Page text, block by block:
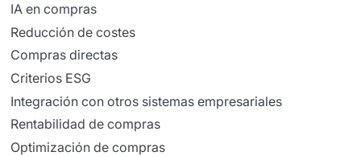
IA en compras
Reducción de costes
Compras directas
Criterios ESG
Integración con otros sistemas empresariales
Rentabilidad de compras
Optimización de compras